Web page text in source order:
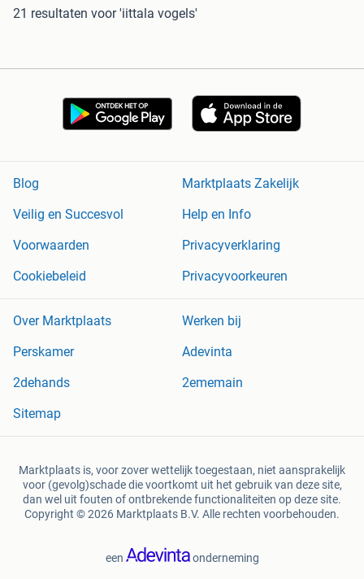
21 resultaten voor 'iittala vogels'
Blog
Marktplaats Zakelijk
Veilig en Succesvol
Help en Info
Voorwaarden
Privacyverklaring
Cookiebeleid
Privacyvoorkeuren
Over Marktplaats
Werken bij
Perskamer
Adevinta
2dehands
2ememain
Sitemap
Marktplaats is, voor zover wettelijk toegestaan, niet aansprakelijk
voor (gevolg)schade die voortkomt uit het gebruik van deze site,
dan wel uit fouten of ontbrekende functionaliteiten op deze site.
Copyright © 2026 Marktplaats B.V. Alle rechten voorbehouden.
een onderneming